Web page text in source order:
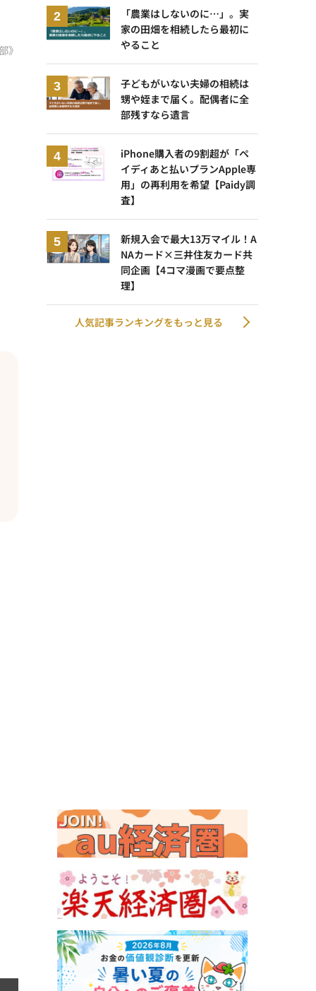
》
「農業はしないのに…」。実
家の田畑を相続したら最初に
やること
子どもがいない夫婦の相続は
甥や姪まで届く。配偶者に全
部残すなら遺言
iPhone購入者の9割超が「ペ
イディあと払いプランApple専
用」の再利用を希望【Paidy調
査】
新規入会で最大13万マイル！A
NAカード×三井住友カード共
同企画【4コマ漫画で要点整
理】
人気記事ランキングをもっと見る